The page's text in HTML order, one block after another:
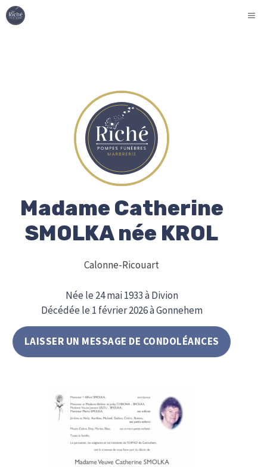
Aller
au
Madame Catherine
SMOLKA née KROL
Calonne-Ricouart
Née le 24 mai 1933 à Divion
Décédée le 1 février 2026 à Gonnehem
LAISSER UN MESSAGE DE CONDOLÉANCES